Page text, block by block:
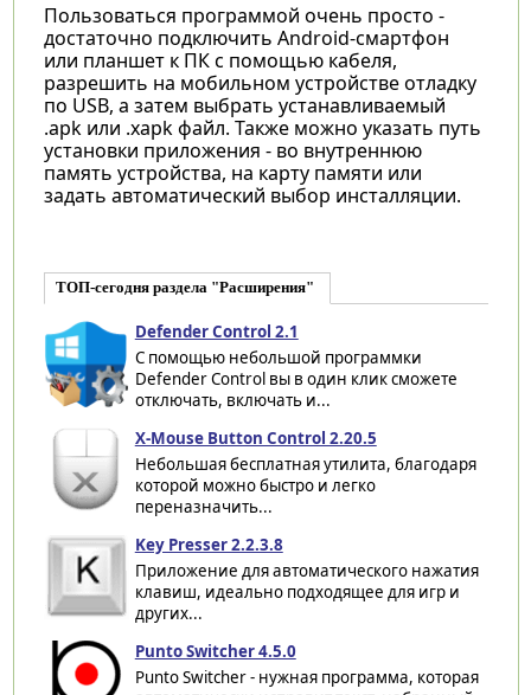
Пользоваться программой очень просто -
достаточно подключить Android-смартфон
или планшет к ПК с помощью кабеля,
разрешить на мобильном устройстве отладку
по USB, а затем выбрать устанавливаемый
.apk или .xapk файл. Также можно указать путь
установки приложения - во внутреннюю
память устройства, на карту памяти или
задать автоматический выбор инсталляции.
ТОП-сегодня раздела "Расширения"
Defender Control 2.1
С помощью небольшой программки
Defender Control вы в один клик сможете
отключать, включать и...
X-Mouse Button Control 2.20.5
Небольшая бесплатная утилита, благодаря
которой можно быстро и легко
переназначить...
Key Presser 2.2.3.8
Приложение для автоматического нажатия
клавиш, идеально подходящее для игр и
других...
Punto Switcher 4.5.0
Punto Switcher - нужная программа, которая